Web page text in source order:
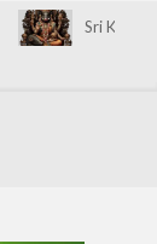
Sri Kirata